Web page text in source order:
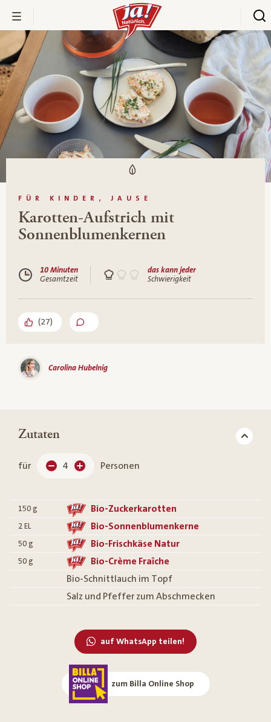
FÜR KINDER, JAUSE
Karotten-Aufstrich mit
Sonnenblumenkernen
10 Minuten
Gesamtzeit
das kann jeder
Schwierigkeit
(27)
Carolina Hubelnig
Zutaten
für 4 Personen
150 g Bio-Zuckerkarotten
2 EL Bio-Sonnenblumenkerne
50 g Bio-Frischkäse Natur
50 g
Bio-Crème Fraîche
Bio-Schnittlauch im Topf
Salz und Pfeffer zum Abschmecken
auf WhatsApp teilen!
zum Billa Online Shop